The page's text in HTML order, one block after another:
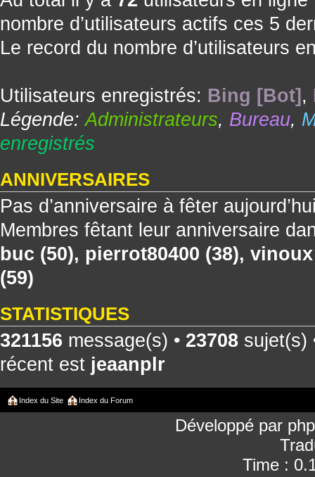
nombre d’utilisateurs actifs ces 5
Le record du nombre d’utilisateurs
Utilisateurs enregistrés: Bing [Bot] ,
Légende:Administrateurs, Bureau,
enregistrés
ANNIVERSAIRES
Pas d’anniversaire à fêter
Membres fêtant leur anniversaire
buc (50), pierrot80400 (38), vinoux
(59)
STATISTIQUES
321156 message(s) • 23708 sujet(s)
récent est jeaanplr
Index du Site Index du Forum
Développé par
Time :